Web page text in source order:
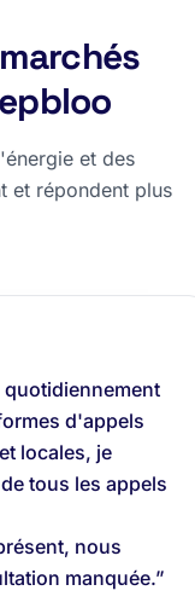
et des
et répondent plus
quotidiennement
d'appels
locales, je
tous les appels
nous
manquée.”